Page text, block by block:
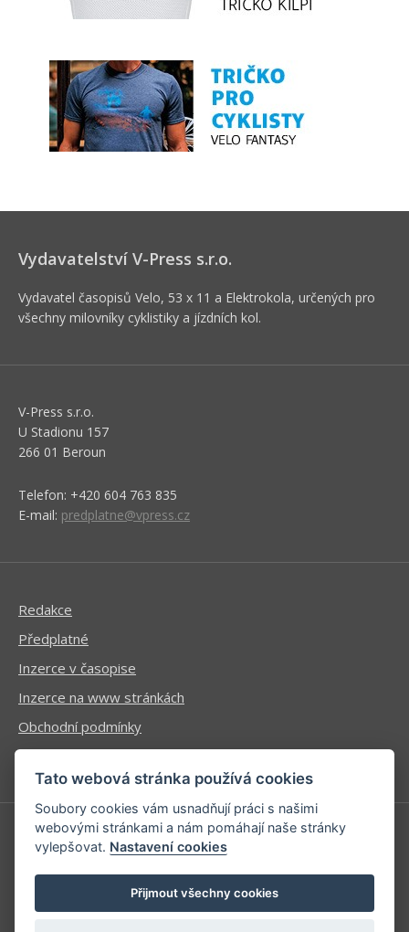
Vydavatelství V-Press s.r.o.
Vydavatel časopisů Velo, 53 x 11 a Elektrokola, určených pro
všechny milovníky cyklistiky a jízdních kol.
V-Press s.r.o.
U Stadionu 157
266 01 Beroun
Telefon: +420 604 763 835
E-mail: predplatne@vpress.cz
Redakce
Předplatné
Inzerce v časopise
Inzerce na www stránkách
Obchodní podmínky
Ochrana osobních údajů
Příhlášení | Registrace
Kontaktní informace
Mapa stránek
Tato webová stránka používá cookies
Soubory cookies vám usnadňují práci s našimi
webovými stránkami a nám pomáhají naše stránky
vylepšovat. Nastavení cookies
Přijmout všechny cookies